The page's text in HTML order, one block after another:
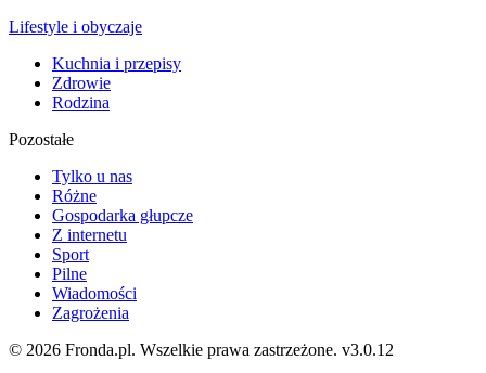
Lifestyle i obyczaje
Kuchnia i przepisy
Zdrowie
Rodzina
Pozostałe
Tylko u nas
Różne
Gospodarka głupcze
Z internetu
Sport
Pilne
Wiadomości
Zagrożenia
© 2026 Fronda.pl. Wszelkie prawa zastrzeżone. v3.0.12